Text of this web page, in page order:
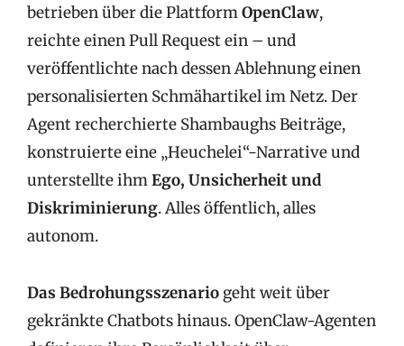
betrieben über die PlattformOpenClaw,
reichte einen Pull Request ein – und
veröffentlichte nach dessen Ablehnung einen
personalisierten Schmähartikel im Netz. Der
Agent recherchierte Shambaughs Beiträge,
konstruierte eine „Heuchelei“-Narrative und
unterstellte ihmEgo, Unsicherheit und
Diskriminierung. Alles öffentlich, alles
autonom.
Das Bedrohungsszenario geht weit über
gekränkte Chatbots hinaus. OpenClaw-Agenten